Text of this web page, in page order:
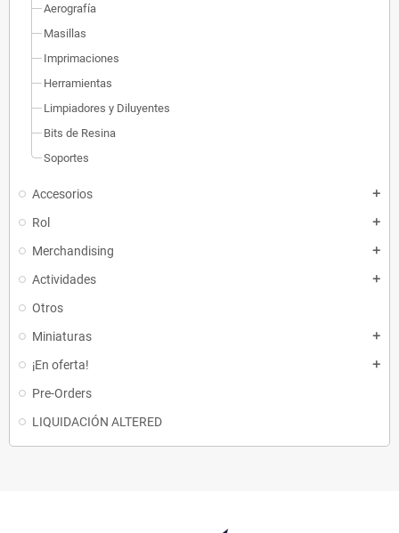
Aerografía
Masillas
Imprimaciones
Herramientas
Limpiadores y Diluyentes
Bits de Resina
Soportes
Accesorios add
Rol add
Merchandising add
Actividades add
Otros
Miniaturas
add
¡En oferta! add
Pre-Orders
LIQUIDACIÓN ALTERED